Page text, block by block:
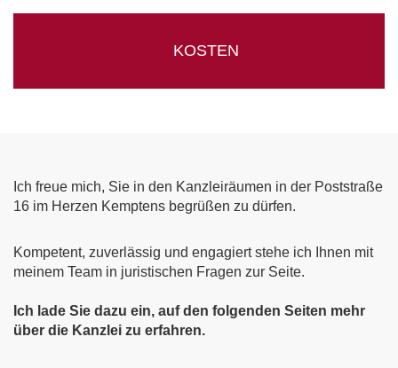
KOSTEN
Ich freue mich, Sie in den Kanzleiräumen in der Poststraße
16 im Herzen Kemptens begrüßen zu dürfen.
Kompetent, zuverlässig und engagiert stehe ich Ihnen mit
meinem Team in juristischen Fragen zur Seite.
Ich lade Sie dazu ein, auf den folgenden Seiten mehr
über die Kanzlei zu erfahren.